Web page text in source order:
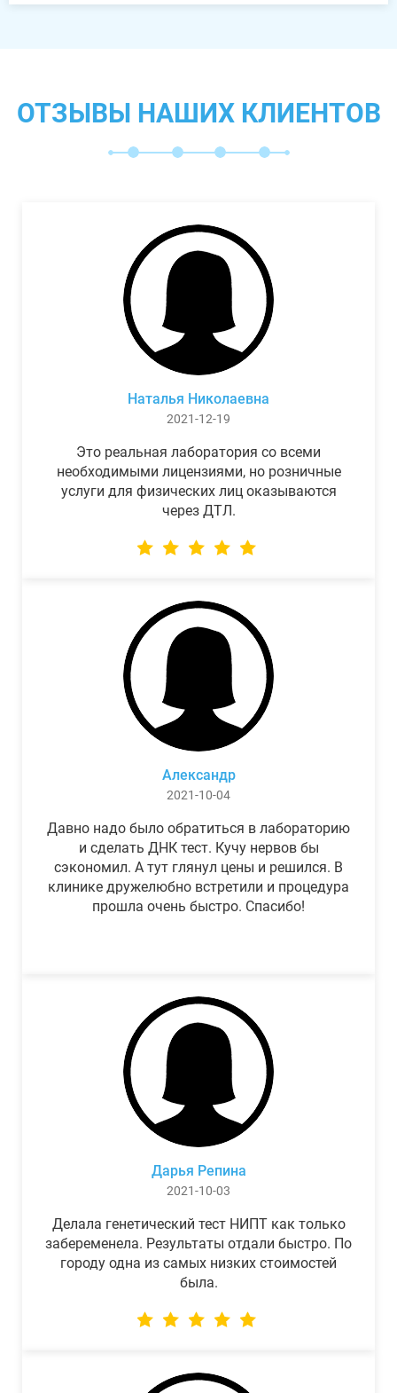
ОТЗЫВЫ НАШИХ КЛИЕНТОВ
Наталья Николаевна
2021-12-19
Это реальная лаборатория со всеми
необходимыми лицензиями, но розничные
услуги для физических лиц оказываются
через ДТЛ.
Александр
2021-10-04
Давно надо было обратиться в лабораторию
и сделать ДНК тест. Кучу нервов бы
сэкономил. А тут глянул цены и решился. В
клинике дружелюбно встретили и процедура
прошла очень быстро. Спасибо!
Дарья Репина
2021-10-03
Делала генетический тест НИПТ как только
забеременела. Результаты отдали быстро. По
городу одна из самых низких стоимостей
была.